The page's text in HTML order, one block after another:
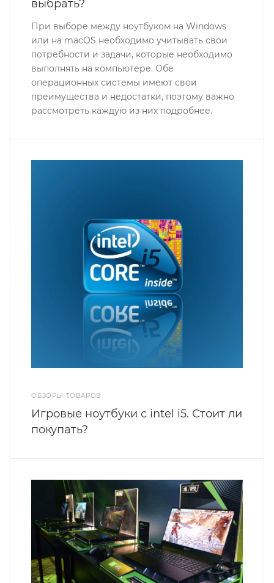
выбрать?
При выборе между ноутбуком на Windows
или на macOS необходимо учитывать свои
потребности и задачи, которые необходимо
выполнять на компьютере. Обе
операционных системы имеют свои
преимущества и недостатки, поэтому важно
рассмотреть каждую из них подробнее.
ОБЗОРЫ ТОВАРОВ
Игровые ноутбуки с intel i5. Стоит ли
покупать?